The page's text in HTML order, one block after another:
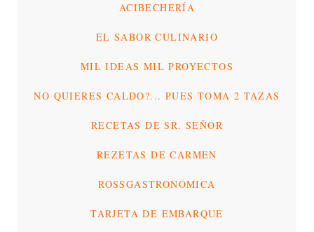
ACIBECHERÍA
EL SABOR CULINARIO
MIL IDEAS MIL PROYECTOS
NO QUIERES CALDO?... PUES TOMA 2 TAZAS
RECETAS DE SR. SEÑOR
REZETAS DE CARMEN
ROSSGASTRONÓMICA
TARJETA DE EMBARQUE